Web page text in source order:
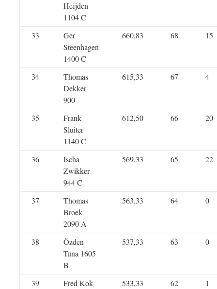
Heijden
1104 C
33
Ger
Steenhagen
1400 C
660,83 68 15
34
Thomas
Dekker
900
615,33 67 4
35
Frank
Sluiter
1140 C
612,50 66 20
36
Ischa
Zwikker
944 C
569,33 65 22
37
Thomas
Broek
2090 A
563,33 64 0
38
Özden
Tuna 1605
B
537,33 63 0
39
Fred Kok
533,33 62 1